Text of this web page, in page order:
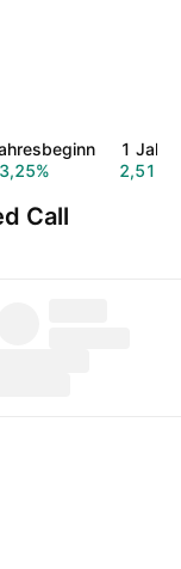
3,25%
1 Jahr
2,51%
Call